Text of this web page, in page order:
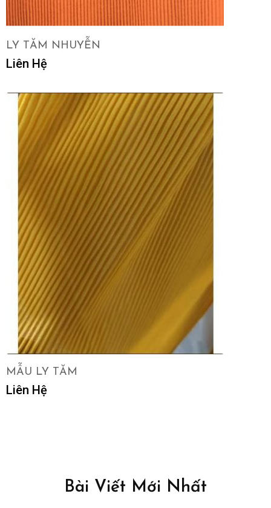
LY TĂM NHUYỄN
Liên Hệ
MẪU LY TĂM
Liên Hệ
Bài Viết Mới Nhất